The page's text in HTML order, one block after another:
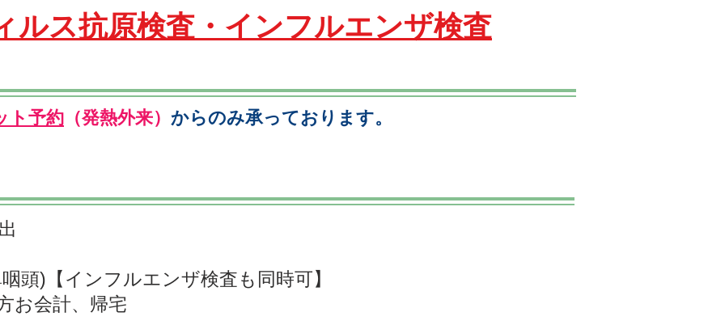
ルス抗原検査・インフルエンザ検査
ト予約 （発熱外来） からのみ承っております。
頭)【インフルエンザ検査も同時可】
お会計、帰宅